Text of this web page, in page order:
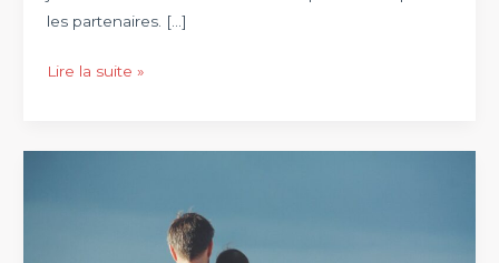
les partenaires. […]
Les
l’humour
Lire la suite »